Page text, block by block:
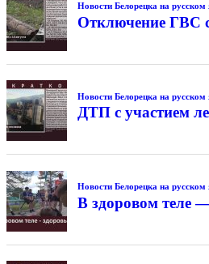
Новости Белорецка на русском
Отключение ГВС с
Новости Белорецка на русском
ДТП с участием
Новости Белорецка на русском
В здоровом теле